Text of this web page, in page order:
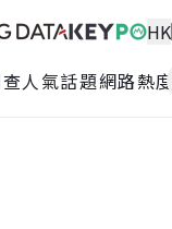
HK
人氣話題網路熱度